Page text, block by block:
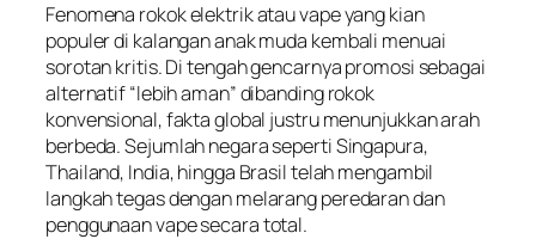
Fenomena rokok elektrik atau vape yang kian
populer di kalangan anak muda kembali menuai
sorotan kritis. Di tengah gencarnya promosi sebagai
alternatif “lebih aman” dibanding rokok
konvensional, fakta global justru menunjukkan arah
berbeda. Sejumlah negara seperti Singapura,
Thailand, India, hingga Brasil telah mengambil
langkah tegas dengan melarang peredaran dan
penggunaan vape secara total.